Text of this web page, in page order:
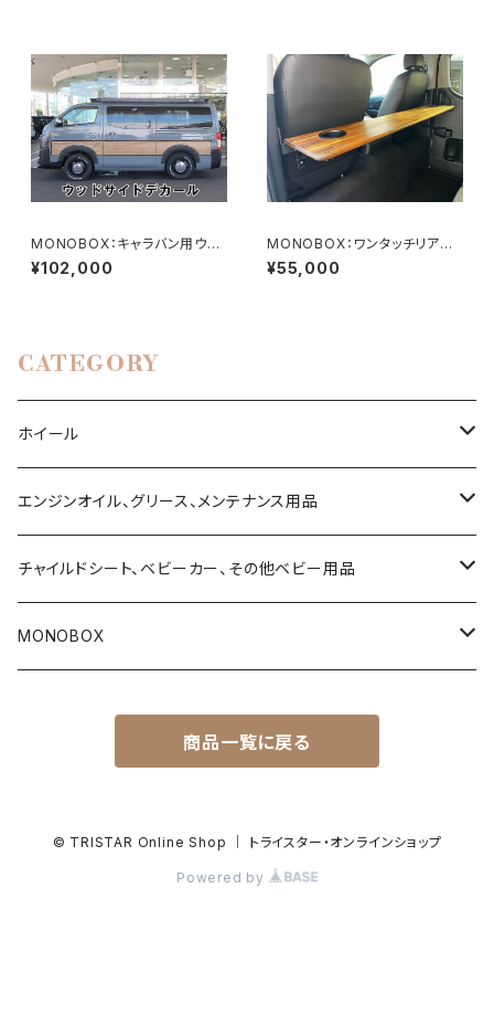
MONOBOX：キャラバン用ウッ
ドサイドデカール
¥102,000
MONOBOX：ワンタッチリアテ
ーブル（キャラバン用）
¥55,000
CATEGORY
ホイール
ハイエース200系
タウンエース
デリカ D5
ランドクルーザー・プラド150系
ランドクルーザー・プラド120
エンジンオイル、グリース、メンテナンス用品
4ストローク用エンジンオイル
2ストローク用エンジンオイル
サスペンションフルード
ブレーキフルード
チャイルドシート、ベビーカー、その他ベビー用品
乳児用ベビーシート
トラベルシステム（ベビーシートとベビーカーのセット商品）
ベビーカー
MONOBOX
ランドクルーザー
商品一覧に戻る
© TRISTAR Online Shop ｜ トライスター・オンラインショップ
Powered by